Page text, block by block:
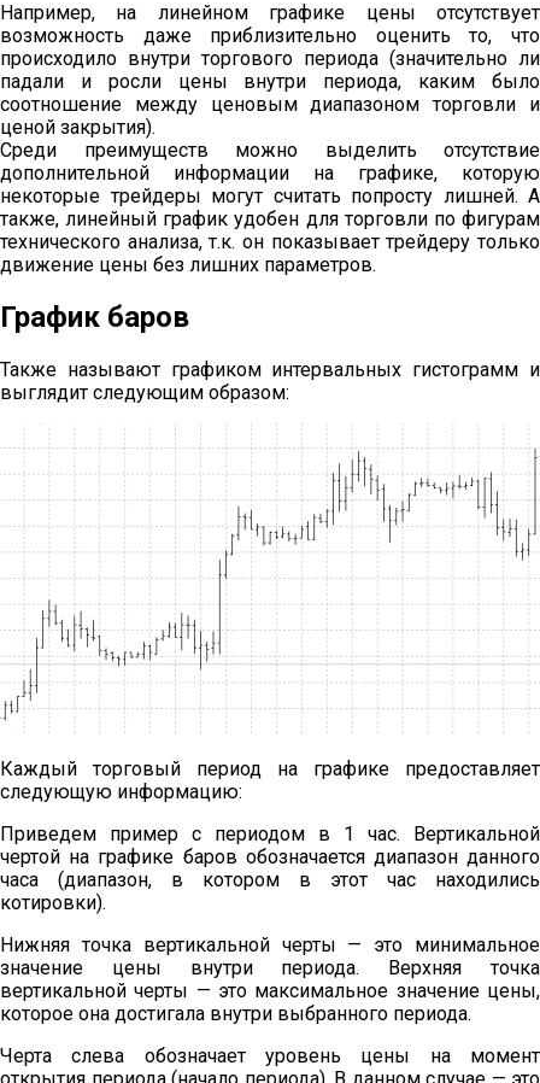
Например, на линейном графике цены отсутствует
возможность даже приблизительно оценить то, что
происходило внутри торгового периода (значительно ли
падали и росли цены внутри периода, каким было
соотношение между ценовым диапазоном торговли и
ценой закрытия).
Среди преимуществ можно выделить отсутствие
дополнительной информации на графике, которую
некоторые трейдеры могут считать попросту лишней. А
также, линейный график удобен для торговли по фигурам
технического анализа, т.к. он показывает трейдеру только
движение цены без лишних параметров.
График баров
Также называют графиком интервальных гистограмм и
выглядит следующим образом:
Каждый торговый период на графике предоставляет
следующую информацию:
Приведем пример с периодом в 1 час. Вертикальной
чертой на графике баров обозначается диапазон данного
часа (диапазон, в котором в этот час находились
котировки).
Нижняя точка вертикальной черты — это минимальное
значение цены внутри периода. Верхняя точка
вертикальной черты — это максимальное значение цены,
которое она достигала внутри выбранного периода.
Черта слева обозначает уровень цены на момент